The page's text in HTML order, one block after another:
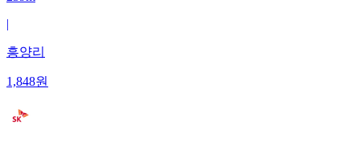
|
흥양리
1,848원